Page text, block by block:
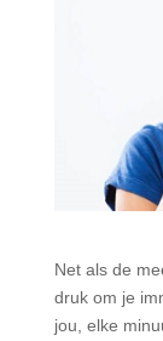
Net als de
druk om je
jou, elke